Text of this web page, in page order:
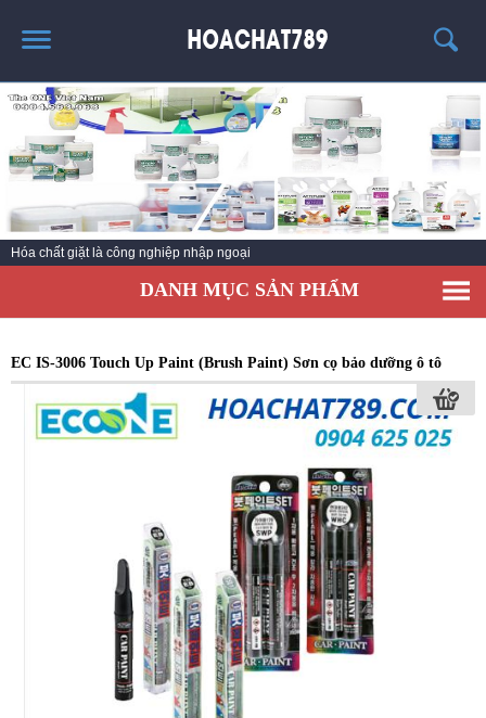
TRANG CHỦ
SẢN PHẨM HÓT
THÔNG TIN VỀ HÓA CHẤT
TIN TỨC
SẢN PHẨM
Hóa chất giặt là công nghiệp nhập ngoại
DANH MỤC SẢN PHẨM
EC IS-3006 Touch Up Paint (Brush Paint) Sơn cọ bảo dưỡng ô tô